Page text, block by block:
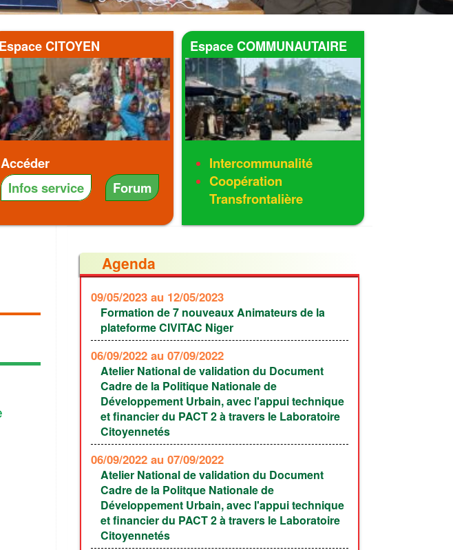
Espace CITOYEN
Accéder
Infos service
Forum
Espace COMMUNAUTAIRE
Intercommunalité
Coopération
Transfrontalière
Agenda
09/05/2023 au 12/05/2023
Formation de 7 nouveaux Animateurs de la
plateforme CIVITAC Niger
06/09/2022 au 07/09/2022
Atelier National de validation du Document
Cadre de la Politique Nationale de
Développement Urbain, avec l'appui technique
et financier du PACT 2 à travers le Laboratoire
Citoyennetés
06/09/2022 au 07/09/2022
Atelier National de validation du Document
Cadre de la Politque Nationale de
Développement Urbain, avec l'appui technique
et financier du PACT 2 à travers le Laboratoire
Citoyennetés